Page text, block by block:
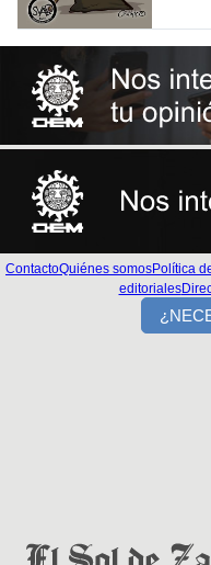
ContactoQuiénes somosPolítica
editoriales